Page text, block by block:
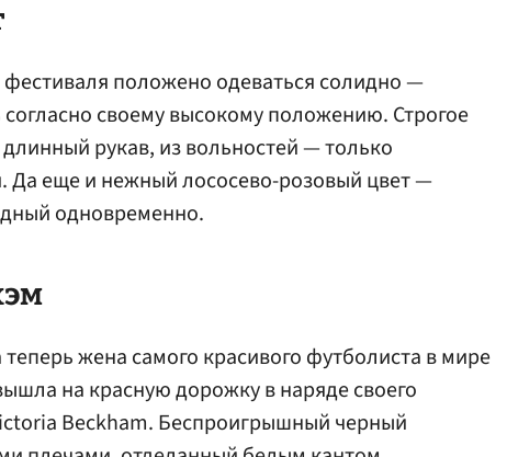
положено одеваться солидно —
своему высокому положению. Строгое
рукав, из вольностей — только
Да еще и нежный лососево-розовый цвет —
одновременно.
жена самого красивого футболиста в мире
на красную дорожку в наряде своего
Beckham. Беспроигрышный черный